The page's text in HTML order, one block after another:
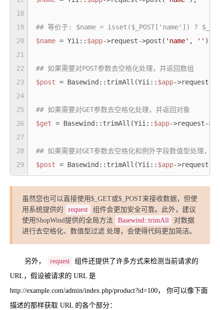
## 等价于: $name = isset($_POST['name']) ?
$name = Yii:: $app->request->post( 'name' , ''
## 如果需要对POST参数去空格化处理，并返回数组
$post = Basewind::trimAll(Yii:: $app->request-
## 如果需要对GET参数去空格化处理，并返回对象
$get = Basewind::trimAll(Yii:: $app->request-
## 如果需要对GET参数去空格化和例外字段数值型处理，并
$post = Basewind::trimAll(Yii:: $app->request-
18
19
20
21
22
23
24
25
26
27
28
29
虽然您也可以直接使用$_GET或$_POST来接收数据，但使
用系统提供的
request
组件会更加安全可靠。此外，建议
使用ShopWind提供的全局方法
Basewind::trimAll
对数据
进行去空格化、数值型过滤 处理，会使得代码更加简洁。
另外， request
组件还提供了许多方式来检测当前请求的
URL，假设被请求的 URL 是
http://example.com/admin/index.php/product?id=100， 你可以像下面
描述的那样获取 URL 的各个部分：